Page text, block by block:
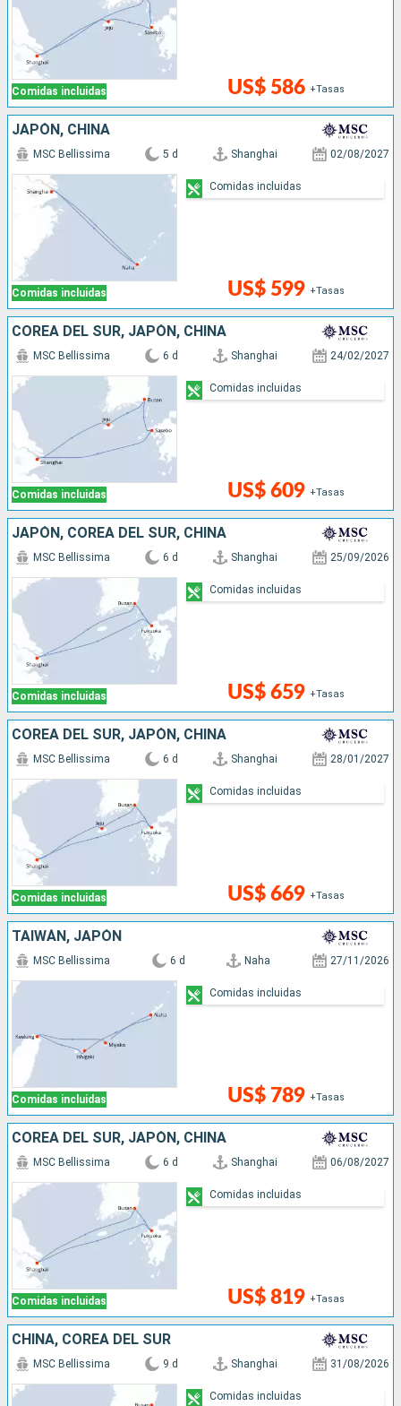
Comidas incluidas US$ 586 +Tasas
JAPÓN, CHINA
Comidas incluidas
MSC Bellissima 5 d Shanghai 02/08/2027
US$ 599 +Tasas
Comidas incluidas
COREA DEL SUR, JAPÓN, CHINA
Comidas incluidas
MSC Bellissima 6 d Shanghai 24/02/2027
US$ 609 +Tasas
Comidas incluidas
JAPÓN, COREA DEL SUR, CHINA
Comidas incluidas
MSC Bellissima 6 d Shanghai 25/09/2026
US$ 659 +Tasas
Comidas incluidas
COREA DEL SUR, JAPÓN, CHINA
Comidas incluidas
MSC Bellissima 6 d Shanghai 28/01/2027
US$ 669 +Tasas
Comidas incluidas
TAIWÁN, JAPÓN
Comidas incluidas
MSC Bellissima 6 d Naha 27/11/2026
US$ 789 +Tasas
Comidas incluidas
COREA DEL SUR, JAPÓN, CHINA
Comidas incluidas
MSC Bellissima 6 d Shanghai 06/08/2027
US$ 819 +Tasas
Comidas incluidas
CHINA, COREA DEL SUR
MSC Bellissima 9 d Shanghai 31/08/2026
Comidas incluidas